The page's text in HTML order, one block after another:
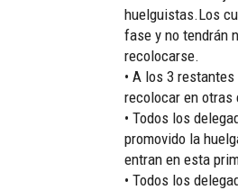
huelguistas.Los
fase y no tendrán
recolocarse.
• A los 3
recolocar en otras
• Todos los
promovido la
entran en esta
• Todos los